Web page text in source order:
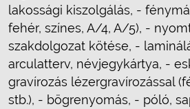
lakossági kiszolgálás, -
fehér, színes, A/4, A/5), -
szakdolgozat kötése, -
arculatterv, névjegykártya, -
gravírozás lézergravírozással
stb.), - bögrenyomás, - póló,